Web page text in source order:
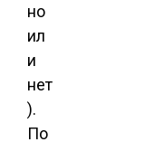
но
ил
и
нет
).
По